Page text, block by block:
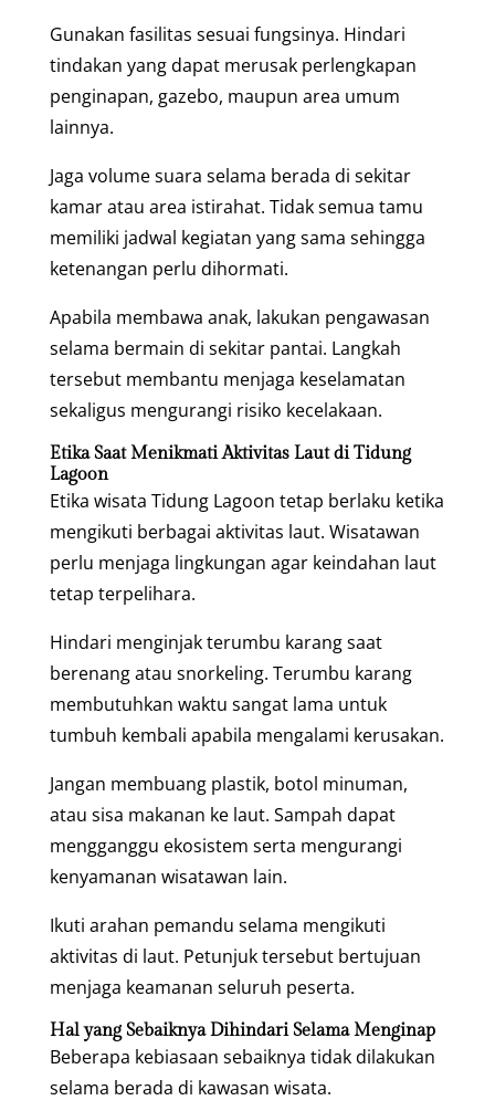
Gunakan fasilitas sesuai fungsinya. Hindari
tindakan yang dapat merusak perlengkapan
penginapan, gazebo, maupun area umum
lainnya.
Jaga volume suara selama berada di sekitar
kamar atau area istirahat. Tidak semua tamu
memiliki jadwal kegiatan yang sama sehingga
ketenangan perlu dihormati.
Apabila membawa anak, lakukan pengawasan
selama bermain di sekitar pantai. Langkah
tersebut membantu menjaga keselamatan
sekaligus mengurangi risiko kecelakaan.
Etika Saat Menikmati Aktivitas Laut di Tidung
Lagoon
Etika wisata Tidung Lagoon tetap berlaku ketika
mengikuti berbagai aktivitas laut. Wisatawan
perlu menjaga lingkungan agar keindahan laut
tetap terpelihara.
Hindari menginjak terumbu karang saat
berenang atau snorkeling. Terumbu karang
membutuhkan waktu sangat lama untuk
tumbuh kembali apabila mengalami kerusakan.
Jangan membuang plastik, botol minuman,
atau sisa makanan ke laut. Sampah dapat
mengganggu ekosistem serta mengurangi
kenyamanan wisatawan lain.
Ikuti arahan pemandu selama mengikuti
aktivitas di laut. Petunjuk tersebut bertujuan
menjaga keamanan seluruh peserta.
Hal yang Sebaiknya Dihindari Selama Menginap
Beberapa kebiasaan sebaiknya tidak dilakukan
selama berada di kawasan wisata.